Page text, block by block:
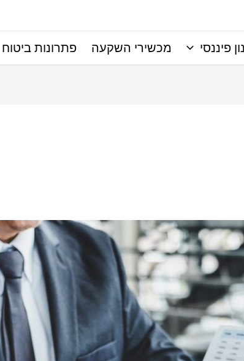
פיננסי מכשירי השקעה פתרונות ביטוח